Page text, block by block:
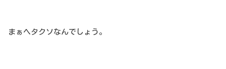
まぁヘタクソなんでしょう。